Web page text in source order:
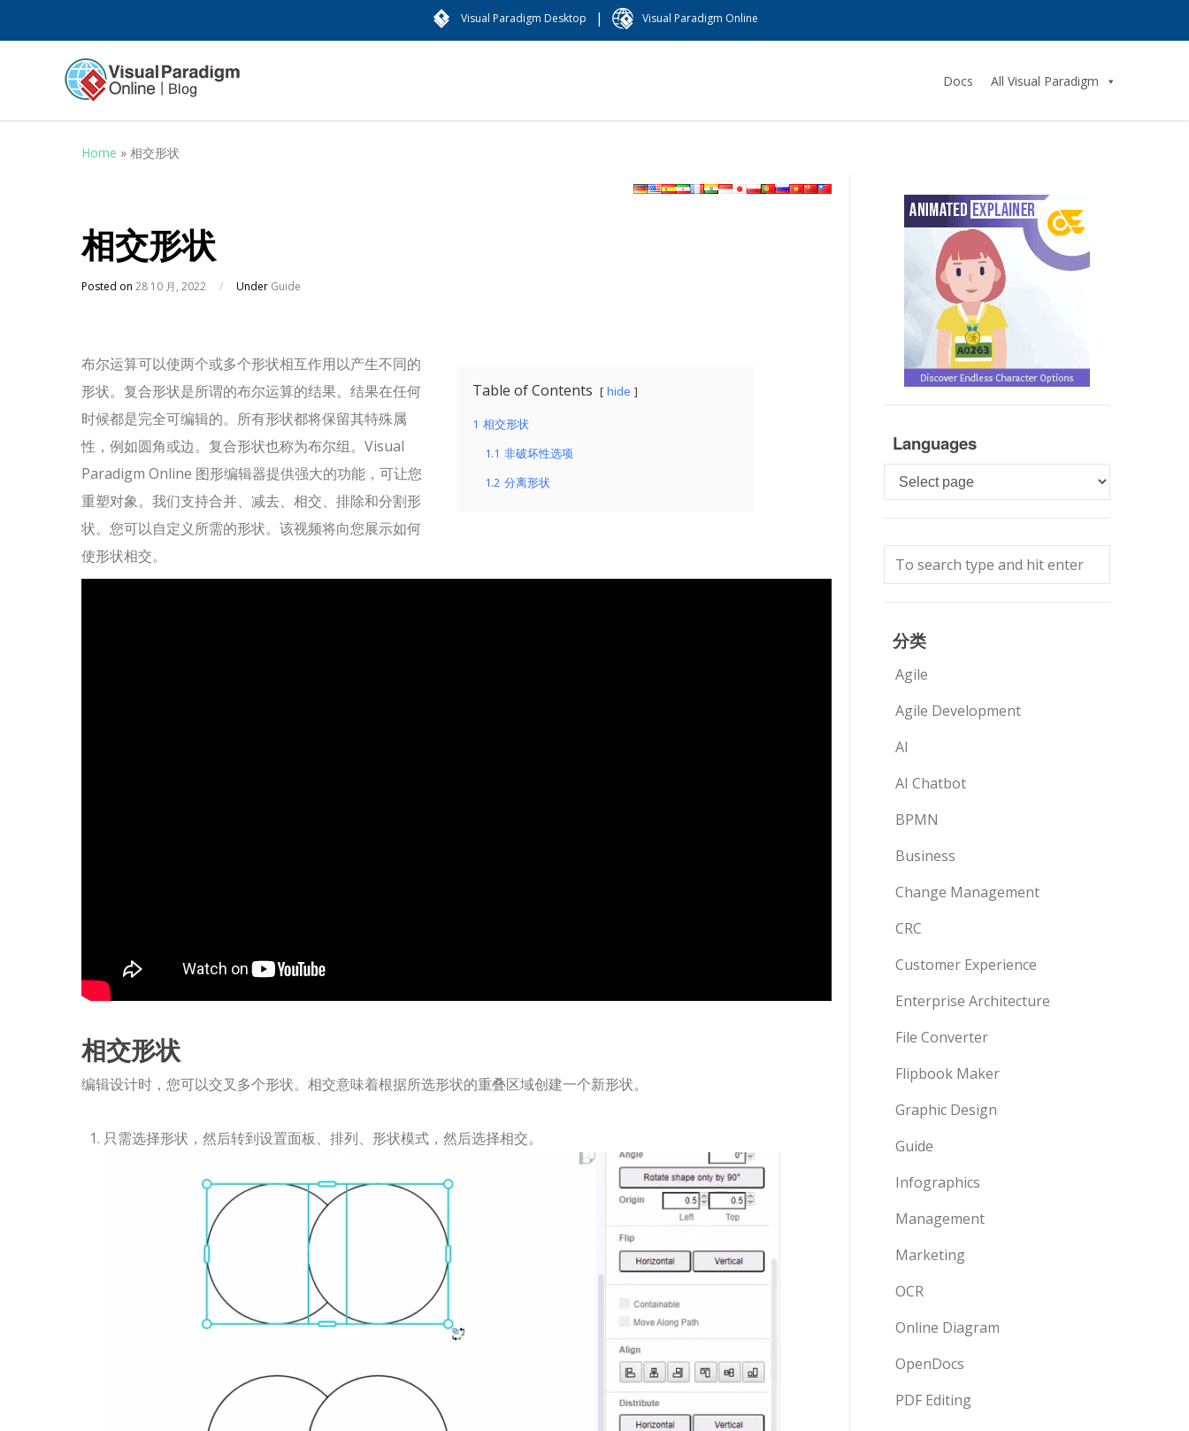
Visual Paradigm Desktop | Visual Paradigm Online
Docs All Visual Paradigm
Home » 相交形状
相交形状
Posted on 28 10 月, 2022 / Under Guide
Table of Contents hide
1 相交形状
1.1 非破坏性选项
1.2 分离形状
布尔运算可以使两个或多个形状相互作用以产生不同的
形状。复合形状是所谓的布尔运算的结果。结果在任何
时候都是完全可编辑的。所有形状都将保留其特殊属
性，例如圆角或边。复合形状也称为布尔组。Visual
Paradigm Online 图形编辑器提供强大的功能，可让您
重塑对象。我们支持合并、减去、相交、排除和分割形
状。您可以自定义所需的形状。该视频将向您展示如何
使形状相交。
相交形状
编辑设计时，您可以交叉多个形状。相交意味着根据所选形状的重叠区域创建一个新形状。
只需选择形状，然后转到设置面板、排列、形状模式，然后选择相交。
Languages
Languages
分类
Agile
Agile Development
AI
AI Chatbot
BPMN
Business
Change Management
CRC
Customer Experience
Enterprise Architecture
File Converter
Flipbook Maker
Graphic Design
Guide
Infographics
Management
Marketing
OCR
Online Diagram
OpenDocs
PDF Editing